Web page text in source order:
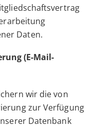
Daten.
(E-Mail-
wir die von
zur Verfügung
Datenbank